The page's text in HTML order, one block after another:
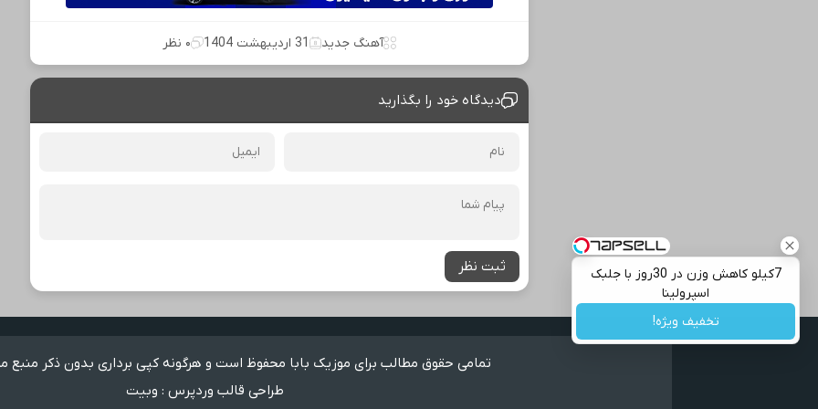
7کیلو کاهش وزن در 30روز با جلبک
اسپرولینا
تخفیف ویژه!
آهنگ جدید 31 اردیبهشت 1404 ۰ نظر
دیدگاه خود را بگذارید
ثبت نظر
تمامی حقوق مطالب برای موزیک بابا محفوظ است و هرگونه کپی برداری بدون ذکر منبع
طراحی قالب وردپرس : وبیت